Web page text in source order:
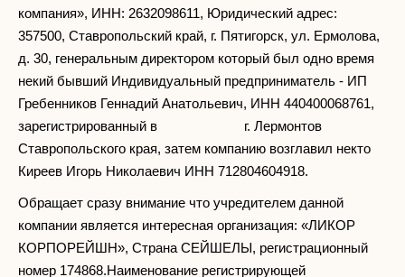
компания», ИНН: 2632098611, Юридический адрес:
357500, Ставропольский край, г. Пятигорск, ул. Ермолова,
д. 30, генеральным директором который был одно время
некий бывший Индивидуальный предприниматель - ИП
Гребенников Геннадий Анатольевич, ИНН 440400068761,
зарегистрированный в г. Лермонтов
Ставропольского края, затем компанию возглавил некто
Киреев Игорь Николаевич ИНН 712804604918.
Обращает сразу внимание что учредителем данной
компании является интересная организация: «ЛИКОР
КОРПОРЕЙШН», Страна СЕЙШЕЛЫ, регистрационный
номер 174868.Наименование регистрирующей